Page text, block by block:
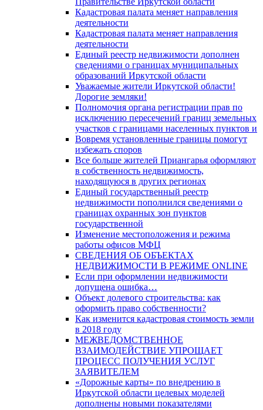
Кадастровая палата меняет направления
деятельности
Кадастровая палата меняет направления
деятельности
Единый реестр недвижимости дополнен
сведениями о границах муниципальных
образований Иркутской области
Уважаемые жители Иркутской области!
Дорогие земляки!
Полномочия органа регистрации прав по
исключению пересечений границ земельных
участков с границами населенных пунктов и
Вовремя установленные границы помогут
избежать споров
Все больше жителей Приангарья оформляют
в собственность недвижимость,
находящуюся в других регионах
Единый государственный реестр
недвижимости пополнился сведениями о
границах охранных зон пунктов
государственной
Изменение местоположения и режима
работы офисов МФЦ
СВЕДЕНИЯ ОБ ОБЪЕКТАХ
НЕДВИЖИМОСТИ В РЕЖИМЕ ONLINE
Если при оформлении недвижимости
допущена ошибка…
Объект долевого строительства: как
оформить право собственности?
Как изменится кадастровая стоимость земли
в 2018 году
МЕЖВЕДОМСТВЕННОЕ
ВЗАИМОДЕЙСТВИЕ УПРОЩАЕТ
ПРОЦЕСС ПОЛУЧЕНИЯ УСЛУГ
ЗАЯВИТЕЛЕМ
«Дорожные карты» по внедрению в
Иркутской области целевых моделей
дополнены новыми показателями